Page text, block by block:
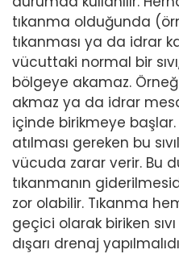
tıkanma olduğunda
tıkanması ya da idrar
vücuttaki normal bir
bölgeye akamaz.
akmaz ya da idrar
içinde birikmeye
atılması gereken bu
vücuda zarar verir. Bu
tıkanmanın
zor olabilir. Tıkanma
geçici olarak biriken sıvı
dışarı drenaj